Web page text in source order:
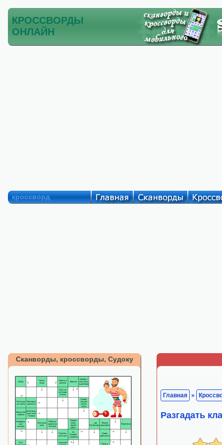
КРОССВОРДЫ
ОНЛАЙН
кроссворд
Сканворды, кроссворды, Судоку
Главная »
Разгадать